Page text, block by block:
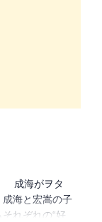
成海がヲタ
海と宏嵩の子
れぞれの“好